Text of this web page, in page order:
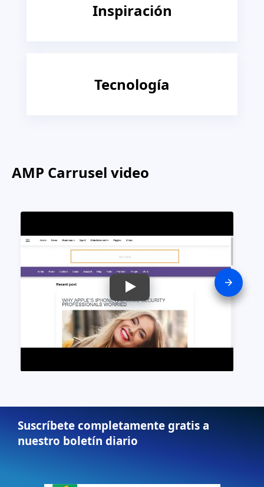
Inspiración
Tecnología
AMP Carrusel video
Suscríbete completamente gratis a
nuestro boletín diario